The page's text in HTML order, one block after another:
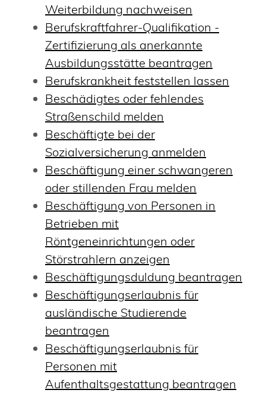
Weiterbildung nachweisen
Berufskraftfahrer-Qualifikation -
Zertifizierung als anerkannte
Ausbildungsstätte beantragen
Berufskrankheit feststellen lassen
Beschädigtes oder fehlendes
Straßenschild melden
Beschäftigte bei der
Sozialversicherung anmelden
Beschäftigung einer schwangeren
oder stillenden Frau melden
Beschäftigung von Personen in
Betrieben mit
Röntgeneinrichtungen oder
Störstrahlern anzeigen
Beschäftigungsduldung beantragen
Beschäftigungserlaubnis für
ausländische Studierende
beantragen
Beschäftigungserlaubnis für
Personen mit
Aufenthaltsgestattung beantragen